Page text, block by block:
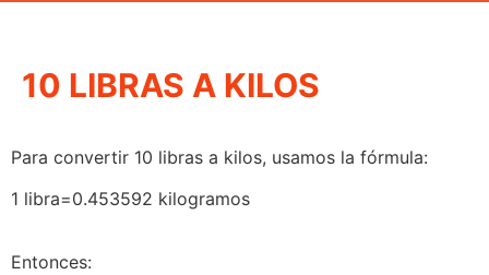
10 LIBRAS A KILOS
Para convertir 10 libras a kilos, usamos la fórmula:
1 libra=0.453592 kilogramos
Entonces: